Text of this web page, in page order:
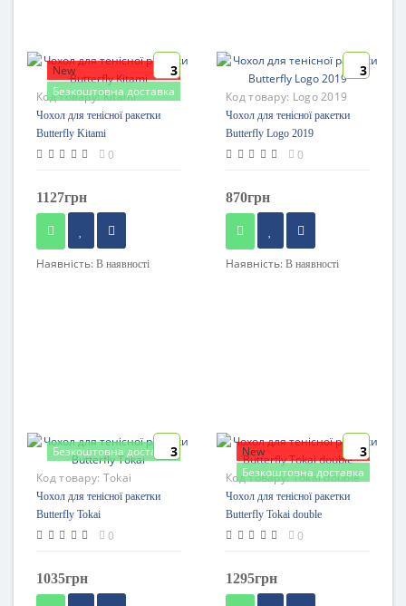
New
Безкоштовна доставка
3
Код товару:Kitami
Чохол для тенісної ракетки
Butterfly Kitami
0
1127грн
Наявність: В наявності
3
Код товару: Logo 2019
Чохол для тенісної ракетки
Butterfly Logo 2019
0
870грн
Наявність: В наявності
Безкоштовна доставка3
Код товару: Tokai
Чохол для тенісної ракетки
Butterfly Tokai
0
1035грн
New
Безкоштовна доставка
3
Код товару:Tokai double
Чохол для тенісної ракетки
Butterfly Tokai double
0
1295грн